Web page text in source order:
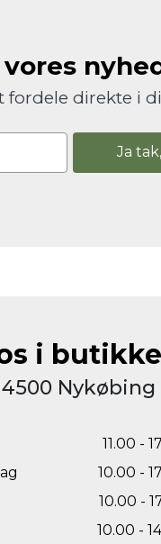
fordele direkte i
Ja
i
Nykøbing
11.00 -
10.00 -
10.00 -
10.00 -